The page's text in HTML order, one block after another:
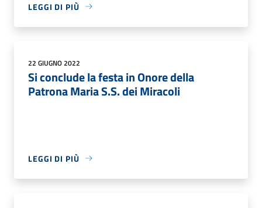
LEGGI DI PIÙ
22 GIUGNO 2022
Si conclude la festa in Onore della
Patrona Maria S.S. dei Miracoli
LEGGI DI PIÙ